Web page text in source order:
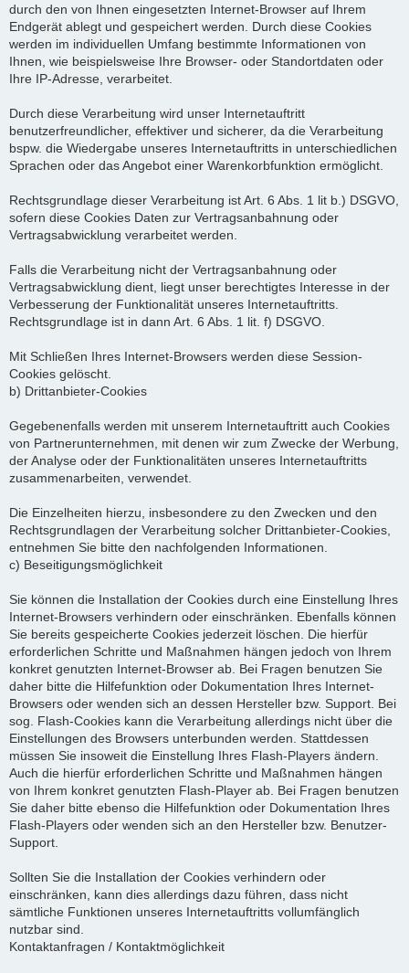
durch den von Ihnen eingesetzten Internet-Browser auf Ihrem
Endgerät ablegt und gespeichert werden. Durch diese Cookies
werden im individuellen Umfang bestimmte Informationen von
Ihnen, wie beispielsweise Ihre Browser- oder Standortdaten oder
Ihre IP-Adresse, verarbeitet.
Durch diese Verarbeitung wird unser Internetauftritt
benutzerfreundlicher, effektiver und sicherer, da die Verarbeitung
bspw. die Wiedergabe unseres Internetauftritts in unterschiedlichen
Sprachen oder das Angebot einer Warenkorbfunktion ermöglicht.
Rechtsgrundlage dieser Verarbeitung ist Art. 6 Abs. 1 lit b.) DSGVO,
sofern diese Cookies Daten zur Vertragsanbahnung oder
Vertragsabwicklung verarbeitet werden.
Falls die Verarbeitung nicht der Vertragsanbahnung oder
Vertragsabwicklung dient, liegt unser berechtigtes Interesse in der
Verbesserung der Funktionalität unseres Internetauftritts.
Rechtsgrundlage ist in dann Art. 6 Abs. 1 lit. f) DSGVO.
Mit Schließen Ihres Internet-Browsers werden diese Session-
Cookies gelöscht.
b) Drittanbieter-Cookies
Gegebenenfalls werden mit unserem Internetauftritt auch Cookies
von Partnerunternehmen, mit denen wir zum Zwecke der Werbung,
der Analyse oder der Funktionalitäten unseres Internetauftritts
zusammenarbeiten, verwendet.
Die Einzelheiten hierzu, insbesondere zu den Zwecken und den
Rechtsgrundlagen der Verarbeitung solcher Drittanbieter-Cookies,
entnehmen Sie bitte den nachfolgenden Informationen.
c) Beseitigungsmöglichkeit
Sie können die Installation der Cookies durch eine Einstellung Ihres
Internet-Browsers verhindern oder einschränken. Ebenfalls können
Sie bereits gespeicherte Cookies jederzeit löschen. Die hierfür
erforderlichen Schritte und Maßnahmen hängen jedoch von Ihrem
konkret genutzten Internet-Browser ab. Bei Fragen benutzen Sie
daher bitte die Hilfefunktion oder Dokumentation Ihres Internet-
Browsers oder wenden sich an dessen Hersteller bzw. Support. Bei
sog. Flash-Cookies kann die Verarbeitung allerdings nicht über die
Einstellungen des Browsers unterbunden werden. Stattdessen
müssen Sie insoweit die Einstellung Ihres Flash-Players ändern.
Auch die hierfür erforderlichen Schritte und Maßnahmen hängen
von Ihrem konkret genutzten Flash-Player ab. Bei Fragen benutzen
Sie daher bitte ebenso die Hilfefunktion oder Dokumentation Ihres
Flash-Players oder wenden sich an den Hersteller bzw. Benutzer-
Support.
Sollten Sie die Installation der Cookies verhindern oder
einschränken, kann dies allerdings dazu führen, dass nicht
sämtliche Funktionen unseres Internetauftritts vollumfänglich
nutzbar sind.
Kontaktanfragen / Kontaktmöglichkeit